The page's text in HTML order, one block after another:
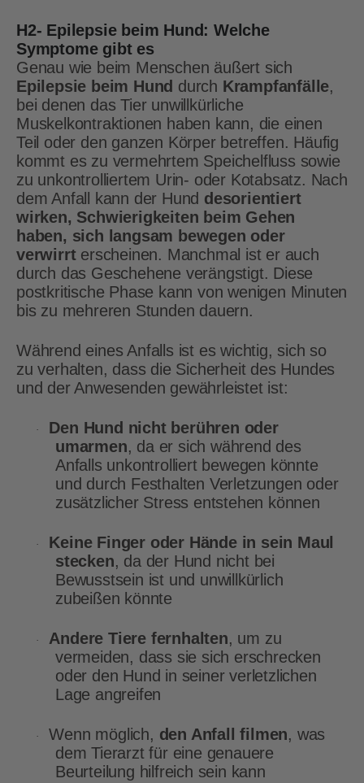
H2- Epilepsie beim Hund: Welche
Symptome gibt es
Genau wie beim Menschen äußert sich
Epilepsie beim Hund durch Krampfanfälle,
bei denen das Tier unwillkürliche
Muskelkontraktionen haben kann, die einen
Teil oder den ganzen Körper betreffen. Häufig
kommt es zu vermehrtem Speichelfluss sowie
zu unkontrolliertem Urin- oder Kotabsatz. Nach
dem Anfall kann der Hund desorientiert
wirken, Schwierigkeiten beim Gehen
haben, sich langsam bewegen oder
verwirrt erscheinen. Manchmal ist er auch
durch das Geschehene verängstigt. Diese
postkritische Phase kann von wenigen Minuten
bis zu mehreren Stunden dauern.
Während eines Anfalls ist es wichtig, sich so
zu verhalten, dass die Sicherheit des Hundes
und der Anwesenden gewährleistet ist:
·
Den Hund nicht berühren oder
umarmen, da er sich während des
Anfalls unkontrolliert bewegen könnte
und durch Festhalten Verletzungen oder
zusätzlicher Stress entstehen können
·
Keine Finger oder Hände in sein Maul
stecken, da der Hund nicht bei
Bewusstsein ist und unwillkürlich
zubeißen könnte
· Andere Tiere fernhalten, um zu
vermeiden, dass sie sich erschrecken
oder den Hund in seiner verletzlichen
Lage angreifen
· Wenn möglich, den Anfall filmen, was
dem Tierarzt für eine genauere
Beurteilung hilfreich sein kann